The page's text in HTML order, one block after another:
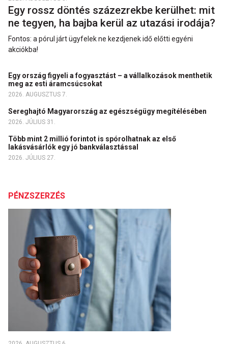
Egy rossz döntés százezrekbe kerülhet: mit
ne tegyen, ha bajba kerül az utazási irodája?
Fontos: a pórul járt ügyfelek ne kezdjenek idő előtti egyéni
akciókba!
Egy ország figyeli a fogyasztást – a vállalkozások menthetik
meg az esti áramcsúcsokat
2026. AUGUSZTUS 7.
Sereghajtó Magyarország az egészségügy megítélésében
2026. JÚLIUS 31.
Több mint 2 millió forintot is spórolhatnak az első
lakásvásárlók egy jó bankválasztással
2026. JÚLIUS 27.
PÉNZSZERZÉS